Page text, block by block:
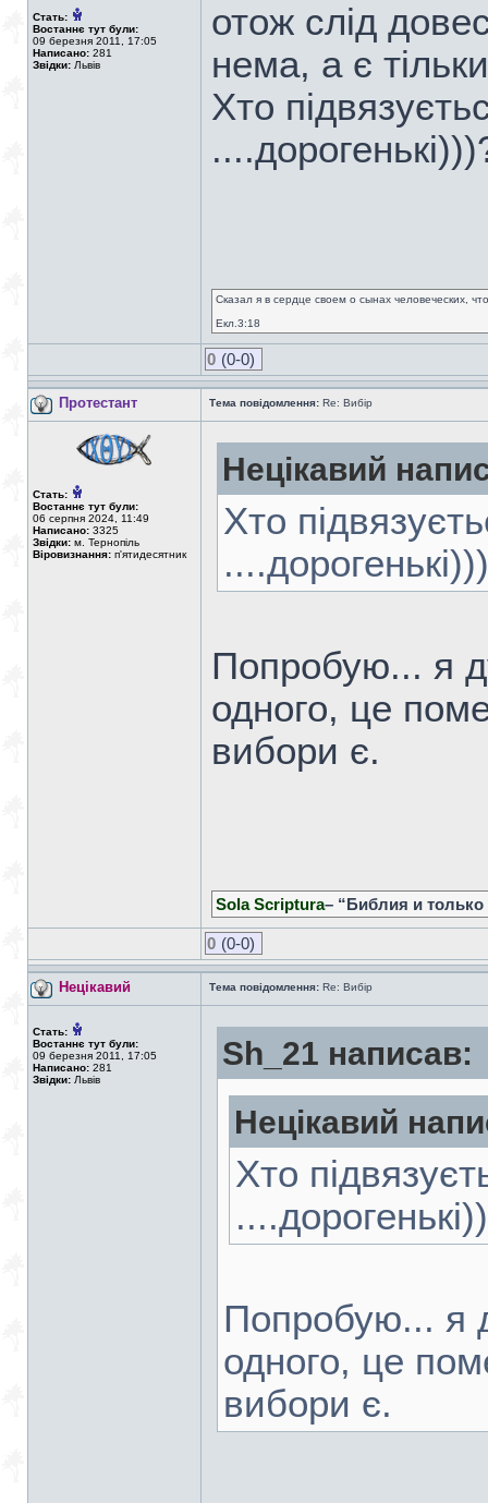
Стать:
Востаннє тут були:
09 березня 2011, 17:05
Написано: 281
Звідки: Львів
отож слід
нема, а є
Хто
Сказал я в сердце своем о сынах человеческих,
Екл.3:18
0 (0-0)
Протестант Тема повідомлення: Re: Вибір
Стать:
Востаннє тут були:
06 серпня 2024, 11:49
Написано: 3325
Звідки: м. Тернопіль
Віровизнання: п'ятидесятник
Нецікавий
Хто
Попробую... я
одного, це
вибори є.
Sola Scriptura– “Библия и
0 (0-0)
Нецікавий Тема повідомлення: Re: Вибір
Стать:
Востаннє тут були:
09 березня 2011, 17:05
Написано: 281
Звідки: Львів
Sh_21 написав:
Нецікавий
Хто
Попробую... я
одного, це
вибори є.